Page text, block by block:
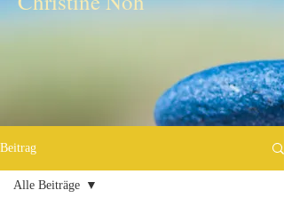
Beitrag
Alle Beiträge